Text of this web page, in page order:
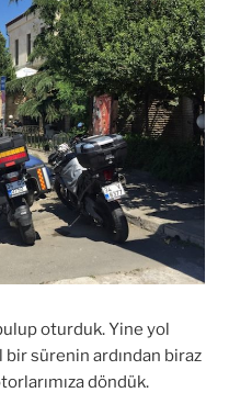
oturduk. Yine yol
sürenin ardından biraz
döndük.